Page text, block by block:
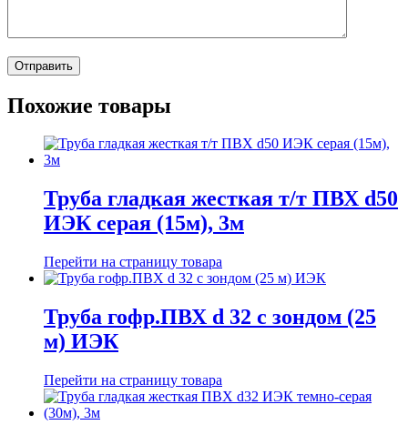
Похожие товары
Труба гладкая жесткая т/т ПВХ d50
ИЭК серая (15м), 3м
Перейти на страницу товара
Труба гофр.ПВХ d 32 с зондом (25
м) ИЭК
Перейти на страницу товара